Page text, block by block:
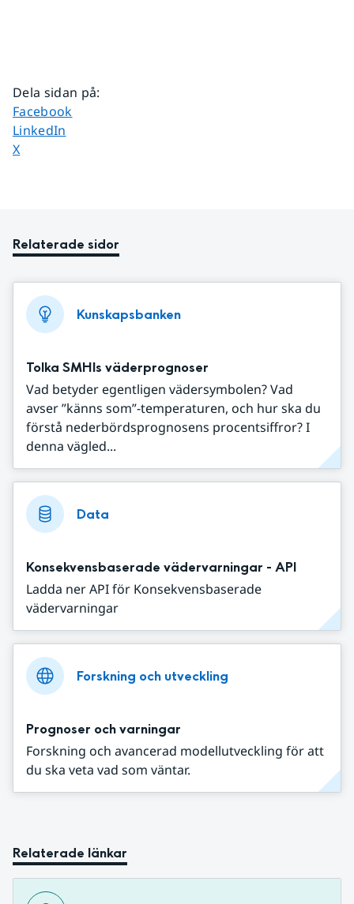
Dela sidan på:
Dela sidan på
Facebook
Dela sidan på
LinkedIn
Dela sidan på
X
Relaterade sidor
Kunskapsbanken
Tolka SMHIs väderprognoser
Vad betyder egentligen vädersymbolen? Vad
avser ”känns som”-temperaturen, och hur ska du
förstå nederbördsprognosens procentsiffror? I
denna vägled...
Data
Konsekvensbaserade vädervarningar - API
Ladda ner API för Konsekvensbaserade
vädervarningar
Forskning och utveckling
Prognoser och varningar
Forskning och avancerad modellutveckling för att
du ska veta vad som väntar.
Relaterade länkar